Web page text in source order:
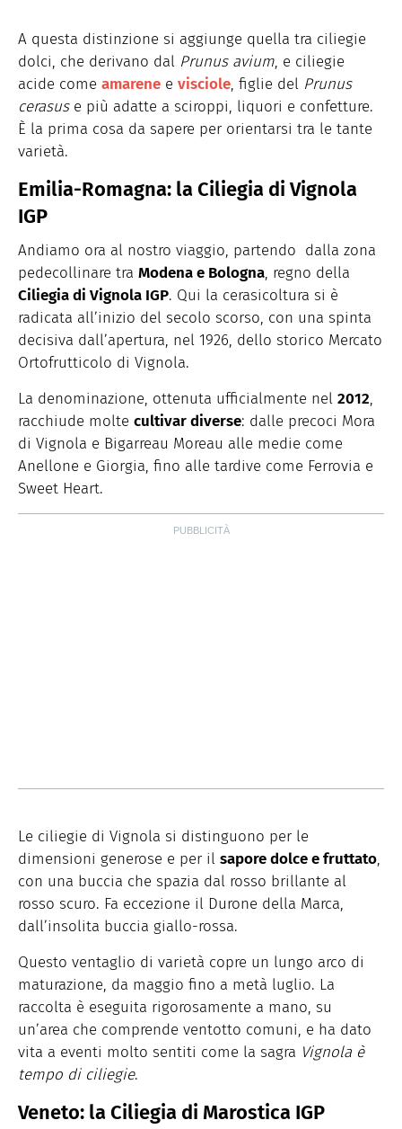
A questa distinzione si aggiunge quella tra ciliegie
dolci, che derivano dal Prunus avium, e ciliegie
acide come amarene e visciole, figlie del Prunus
cerasuse più adatte a sciroppi, liquori e confetture.
È la prima cosa da sapere per orientarsi tra le tante
varietà.
Emilia-Romagna: la Ciliegia di Vignola
IGP
Andiamo ora al nostro viaggio, partendo dalla zona
pedecollinare tra Modena e Bologna, regno della
Ciliegia di Vignola IGP. Qui la cerasicoltura si è
radicata all’inizio del secolo scorso, con una spinta
decisiva dall’apertura, nel 1926, dello storico Mercato
Ortofrutticolo di Vignola.
La denominazione, ottenuta ufficialmente nel 2012,
racchiude molte cultivar diverse: dalle precoci Mora
di Vignola e Bigarreau Moreau alle medie come
Anellone e Giorgia, fino alle tardive come Ferrovia e
Sweet Heart.
Le ciliegie di Vignola si distinguono per le
dimensioni generose e per il sapore dolce e fruttato,
con una buccia che spazia dal rosso brillante al
rosso scuro. Fa eccezione il Durone della Marca,
dall’insolita buccia giallo-rossa.
Questo ventaglio di varietà copre un lungo arco di
maturazione, da maggio fino a metà luglio. La
raccolta è eseguita rigorosamente a mano, su
un’area che comprende ventotto comuni, e ha dato
vita a eventi molto sentiti come la sagra Vignola è
tempo di ciliegie.
Veneto: la Ciliegia di Marostica IGP